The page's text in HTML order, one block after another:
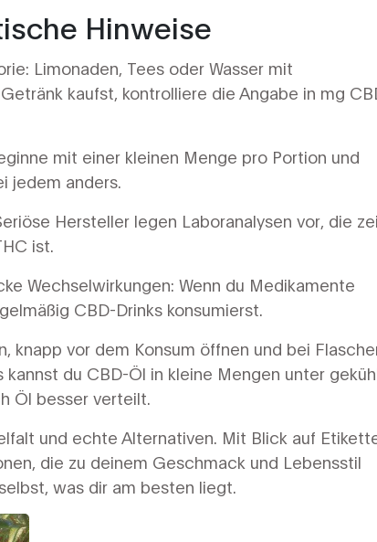
Hinweise
Limonaden, Tees oder Wasser mit
kaufst, kontrolliere die Angabe in mg
mit einer kleinen Menge pro Portion und
jedem anders.
Hersteller legen Laboranalysen vor, die
ist.
Wechselwirkungen: Wenn du Medikamente
CBD-Drinks konsumierst.
knapp vor dem Konsum öffnen und bei
du CBD-Öl in kleine Mengen unter
Öl besser verteilt.
und echte Alternativen. Mit Blick auf
die zu deinem Geschmack und Lebensstil
was dir am besten liegt.